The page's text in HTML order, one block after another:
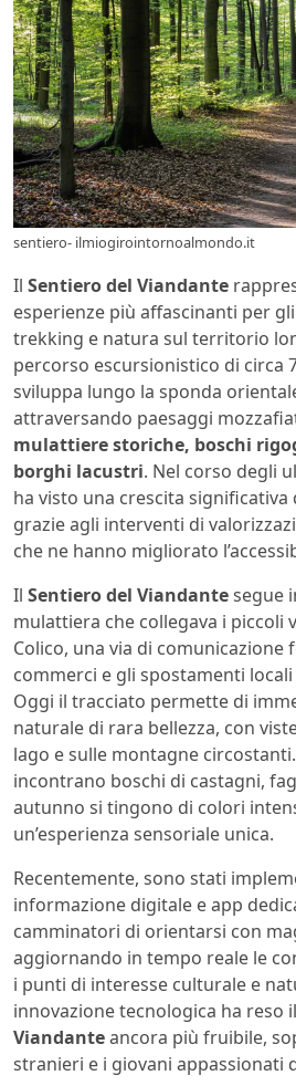
sentiero- ilmiogirointornoalmondo.it
Il Sentiero del Viandante
esperienze più affascinanti per
trekking e natura sul territorio
percorso escursionistico di circa
sviluppa lungo la sponda
attraversando paesaggi
mulattiere storiche, boschi
borghi lacustri. Nel corso degli
ha visto una crescita significativa
grazie agli interventi di
che ne hanno migliorato
Il Sentiero del Viandantesegue
mulattiera che collegava i piccoli
Colico, una via di comunicazione
commerci e gli spostamenti locali
Oggi il tracciato permette di
naturale di rara bellezza, con
lago e sulle montagne
incontrano boschi di castagni,
autunno si tingono di colori
un’esperienza sensoriale unica.
Recentemente, sono stati
informazione digitale e app
camminatori di orientarsi con
aggiornando in tempo reale le
i punti di interesse culturale e
innovazione tecnologica ha reso il
Viandanteancora più fruibile,
stranieri e i giovani appassionati